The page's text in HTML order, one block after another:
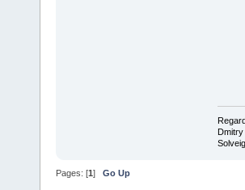
Pages: [1] Go Up